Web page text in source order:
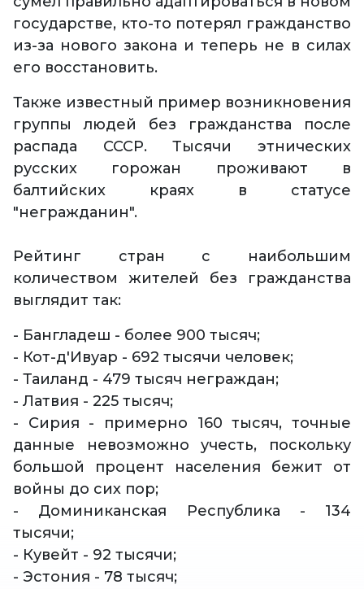
государстве, кто-то потерял гражданство
из-за нового закона и теперь не в силах
его восстановить.
Также известный пример возникновения
группы людей без гражданства после
распада СССР. Тысячи этнических
русских горожан проживают в
балтийских краях в статусе
"негражданин".
Рейтинг стран с наибольшим
количеством жителей без гражданства
выглядит так:
- Бангладеш - более 900 тысяч;
- Кот-д'Ивуар - 692 тысячи человек;
- Таиланд - 479 тысяч неграждан;
- Латвия - 225 тысяч;
- Сирия - примерно 160 тысяч, точные
данные невозможно учесть, поскольку
большой процент населения бежит от
войны до сих пор;
- Доминиканская Республика - 134
тысячи;
- Кувейт - 92 тысячи;
- Эстония - 78 тысяч;